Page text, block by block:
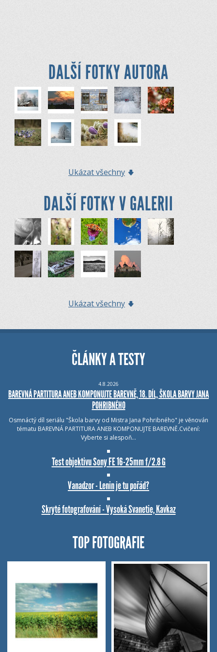
DALŠÍ FOTKY AUTORA
Ukázat všechny
DALŠÍ FOTKY V GALERII
Ukázat všechny
ČLÁNKY A TESTY
4.8.2026
BAREVNÁ PARTITURA ANEB KOMPONUJTE BAREVNĚ, 18. DÍL, ŠKOLA BARVY JANA
POHRIBNÉHO
Osmnáctý díl seriálu "Škola barvy od Mistra Jana Pohribného" je věnován
tématu BAREVNÁ PARTITURA ANEB KOMPONUJTE BAREVNĚ.Cvičení:
Vyberte si alespoň…
Test objektivu Sony FE 16-25mm f/2.8 G
Vanadzor - Lenin je tu pořád?
Skryté fotografování - Vysoká Svanetie, Kavkaz
TOP FOTOGRAFIE